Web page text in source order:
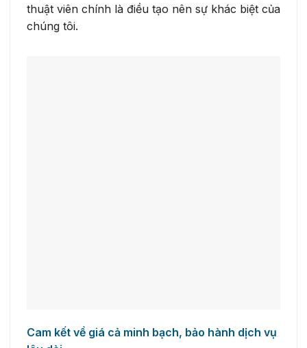
thuật viên chính là điều tạo nên sự khác biệt của
chúng tôi.
Cam kết về giá cả minh bạch, bảo hành dịch vụ